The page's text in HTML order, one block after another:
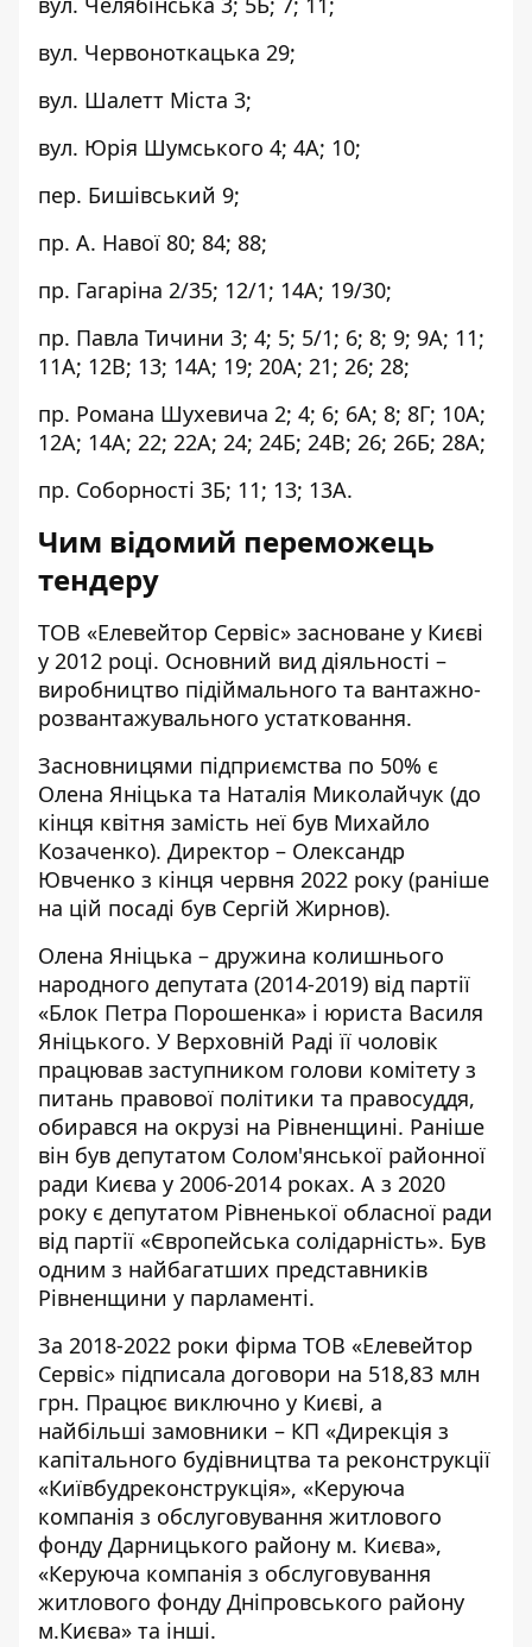
вул. Червоноткацька 29;
вул. Шалетт Міста 3;
вул. Юрія Шумського 4; 4А; 10;
пер. Бишівський 9;
пр. А. Навої 80; 84; 88;
пр. Гагаріна 2/35; 12/1; 14А; 19/30;
пр. Павла Тичини 3; 4; 5; 5/1; 6; 8; 9; 9А; 11;
11А; 12В; 13; 14А; 19; 20А; 21; 26; 28;
пр. Романа Шухевича 2; 4; 6; 6А; 8; 8Г; 10А;
12А; 14А; 22; 22А; 24; 24Б; 24В; 26; 26Б; 28А;
пр. Соборності 3Б; 11; 13; 13А.
Чим відомий переможець
тендеру
ТОВ «Елевейтор Сервіс» засноване у Києві
у 2012 році. Основний вид діяльності –
виробництво підіймального та вантажно-
розвантажувального устатковання.
Засновницями підприємства по 50% є
Олена Яніцька та Наталія Миколайчук (до
кінця квітня замість неї був Михайло
Козаченко). Директор – Олександр
Ювченко з кінця червня 2022 року (раніше
на цій посаді був Сергій Жирнов).
Олена Яніцька – дружина колишнього
народного депутата (2014-2019) від партії
«Блок Петра Порошенка» і юриста Василя
Яніцького. У Верховній Раді її чоловік
працював заступником голови комітету з
питань правової політики та правосуддя,
обирався на окрузі на Рівненщині. Раніше
він був депутатом Солом'янської районної
ради Києва у 2006-2014 роках. А з 2020
року є депутатом Рівненької обласної ради
від партії «Європейська солідарність». Був
одним з найбагатших представників
Рівненщини у парламенті.
За 2018-2022 роки фірма ТОВ «Елевейтор
Сервіс» підписала договори на 518,83 млн
грн. Працює виключно у Києві, а
найбільші замовники – КП «Дирекція з
капітального будівництва та реконструкції
«Київбудреконструкція», «Керуюча
компанія з обслуговування житлового
фонду Дарницького району м. Києва»,
«Керуюча компанія з обслуговування
житлового фонду Дніпровського району
м.Києва» та інші.